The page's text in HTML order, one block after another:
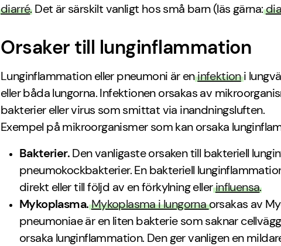
diarré. Det är särskilt vanligt hos små barn (läs gärna:
Orsaker till lunginflammation
Lunginflammation eller pneumoni är eninfektioni
eller båda lungorna. Infektionen orsakas av
bakterier eller virus som smittat via inandningsluften.
Exempel på mikroorganismer som kan orsaka
Bakterier.Den vanligaste orsaken till bakteriell
pneumokockbakterier. En bakteriell
direkt eller till följd av en förkylning ellerinfluensa.
Mykoplasma.Mykoplasma i lungornaorsakas av
pneumoniae är en liten bakterie som saknar
orsaka lunginflammation. Den ger vanligen en